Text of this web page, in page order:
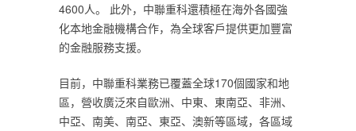
4600人。 此外，中聯重科還積極在海外各國強
化本地金融機構合作，為全球客戶提供更加豐富
的金融服務支援。
目前，中聯重科業務已覆蓋全球170個國家和地
區，營收廣泛來自歐洲、中東、東南亞、非洲、
中亞、南美、南亞、東亞、澳新等區域，各區域